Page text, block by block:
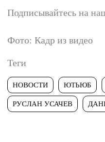
Подписывайтесь на
Фото: Кадр из видео
Теги
НОВОСТИ ЮТЬЮБ
РУСЛАН УСАЧЕВ